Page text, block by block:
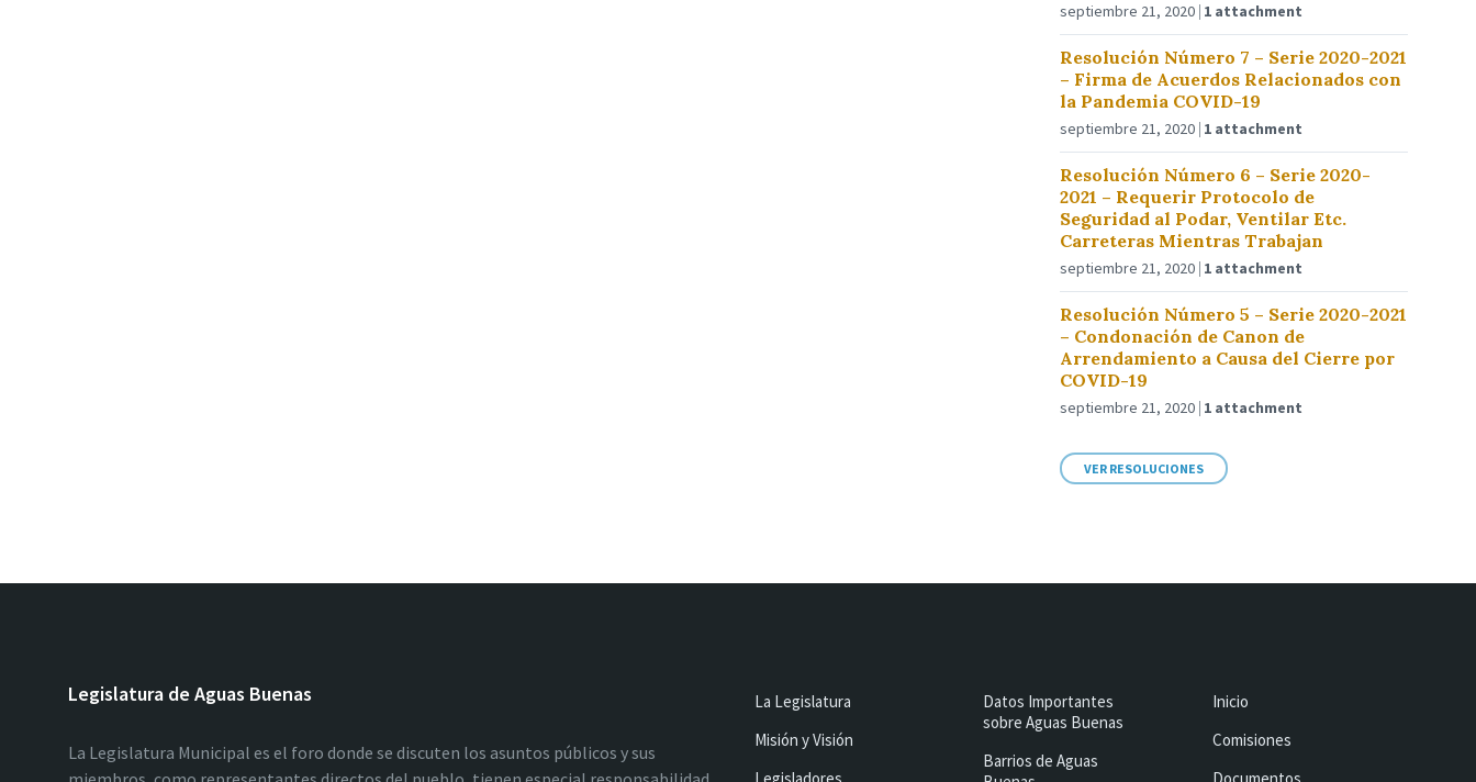
septiembre 21, 2020 1 attachment
Resolución Número 7 – Serie 2020-2021
– Firma de Acuerdos Relacionados con
la Pandemia COVID-19
septiembre 21, 2020 1 attachment
Resolución Número 6 – Serie 2020-
2021 – Requerir Protocolo de
Seguridad al Podar, Ventilar Etc.
Carreteras Mientras Trabajan
septiembre 21, 2020 1 attachment
Resolución Número 5 – Serie 2020-2021
– Condonación de Canon de
Arrendamiento a Causa del Cierre por
COVID-19
septiembre 21, 2020 1 attachment
VER RESOLUCIONES
Legislatura de Aguas Buenas
La Legislatura Municipal es el foro donde se discuten los asuntos públicos y sus
La Legislatura
Misión y Visión
Datos Importantes
sobre Aguas Buenas
Barrios de Aguas
Inicio
Comisiones